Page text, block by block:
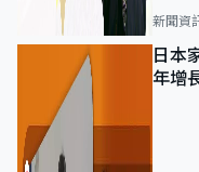
新聞資
日本
年增